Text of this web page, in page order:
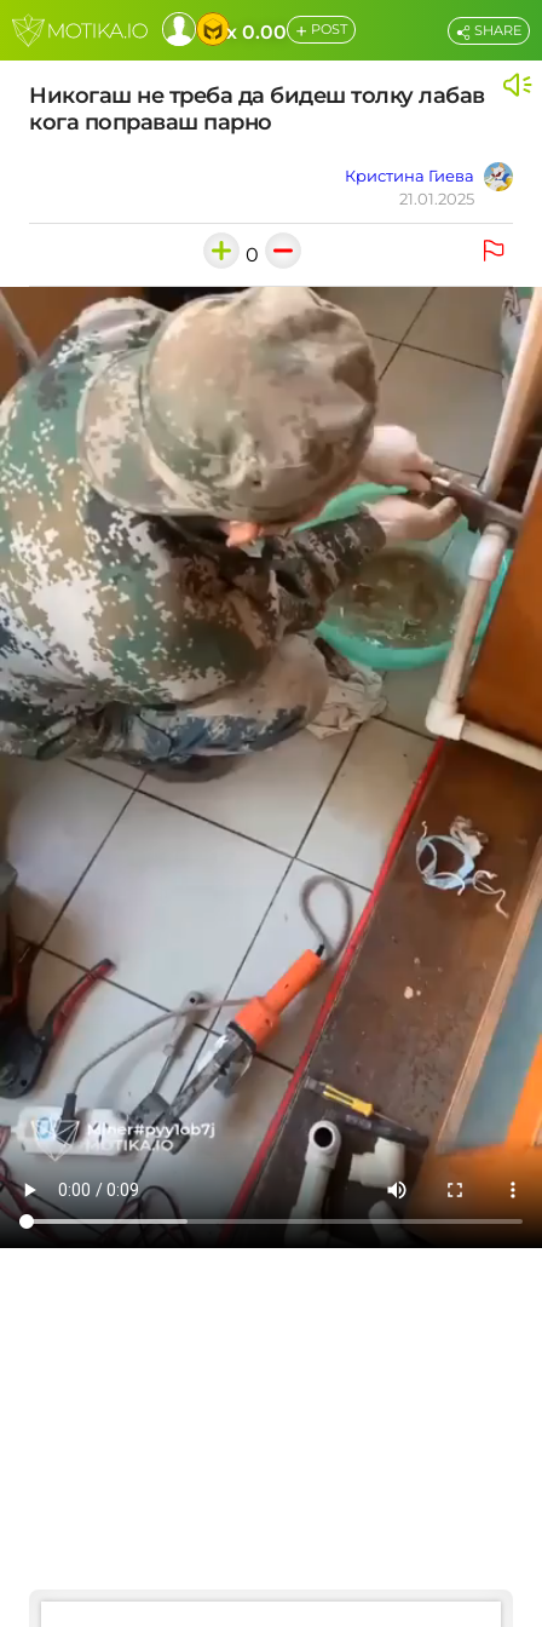
x 0.00 + POST
Никогаш не треба да бидеш толку лабав
кога поправаш парно
Кристина Гиева
21.01.2025
SHARE
0